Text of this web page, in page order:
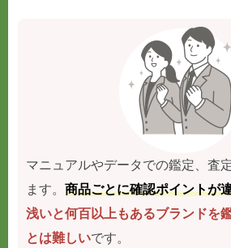
マニュアルやデータでの鑑定、査
ます。商品ごとに確認ポイントが
浅いと何百以上もあるブランドを
とは難しいです。